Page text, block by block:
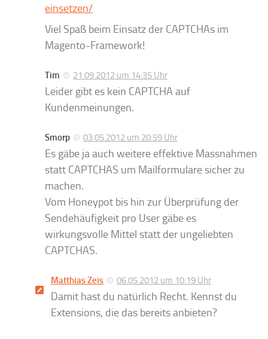
einsetzen/
Viel Spaß beim Einsatz der CAPTCHAs im
Magento-Framework!
Tim 21.09.2012 um 14:35 Uhr
Leider gibt es kein CAPTCHA auf
Kundenmeinungen.
Smorp 03.05.2012 um 20:59 Uhr
Es gäbe ja auch weitere effektive Massnahmen
statt CAPTCHAS um Mailformulare sicher zu
machen.
Vom Honeypot bis hin zur Überprüfung der
Sendehäufigkeit pro User gäbe es
wirkungsvolle Mittel statt der ungeliebten
CAPTCHAS.
Matthias Zeis 06.05.2012 um 10:19 Uhr
Damit hast du natürlich Recht. Kennst du
Extensions, die das bereits anbieten?